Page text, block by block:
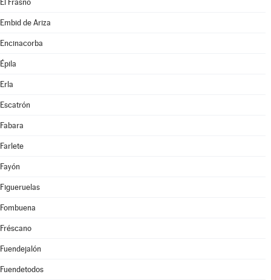
El Frasno
Embid de Ariza
Encinacorba
Épila
Erla
Escatrón
Fabara
Farlete
Fayón
Figueruelas
Fombuena
Fréscano
Fuendejalón
Fuendetodos